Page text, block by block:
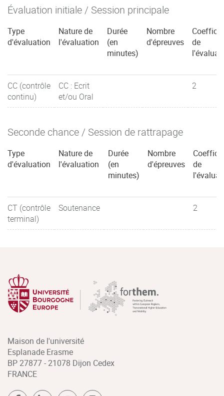
Évaluation initiale / Session principale
Type
d'évaluation
Nature de
l'évaluation
Durée
(en
minutes)
Nombre
d'épreuves
de
CC (contrôle
continu)
CC : Ecrit
et/ou Oral
2
Seconde chance / Session de rattrapage
Type
d'évaluation
Nature de
l'évaluation
Durée
(en
minutes)
Nombre
d'épreuves
de
CT (contrôle
terminal)
Soutenance 2
Maison de l'université
Esplanade Erasme
BP 27877 - 21078 Dijon Cedex
FRANCE